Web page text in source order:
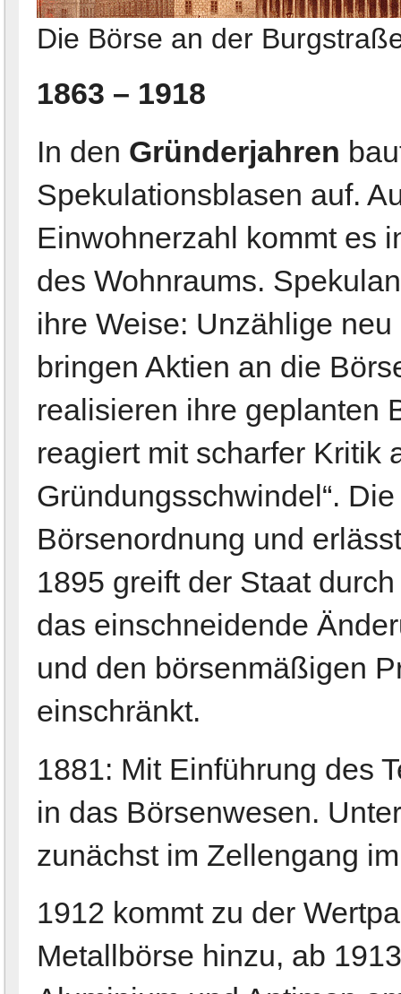
Die Börse an der
1863 – 1918
In den Gründerjahren
Spekulationsblasen auf.
Einwohnerzahl kommt es
des Wohnraums.
ihre Weise: Unzählige
bringen Aktien an die
realisieren ihre geplanten
reagiert mit scharfer Kritik
Gründungsschwindel“.
Börsenordnung und
1895 greift der Staat
das einschneidende
und den börsenmäßigen
einschränkt.
1881: Mit Einführung des
in das Börsenwesen.
zunächst im Zellengang
1912 kommt zu der
Metallbörse hinzu, ab